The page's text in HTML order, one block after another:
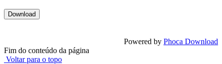
Powered by Phoca Download
Fim do conteúdo da página
Voltar para o topo